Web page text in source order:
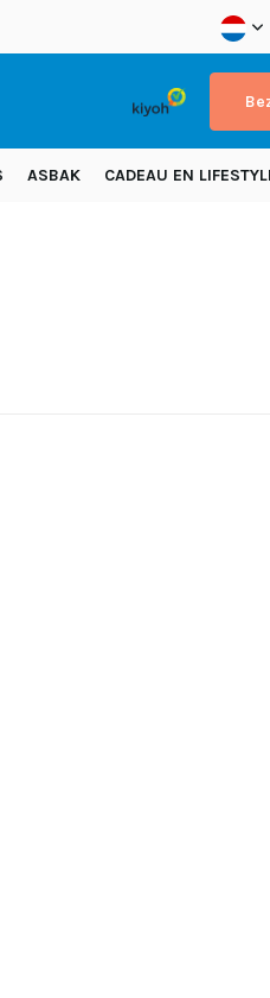
Gratis verzending
ASBAK CADEAU EN